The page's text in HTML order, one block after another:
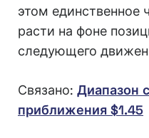
этом единственное
расти на фоне
следующего
Связано: Диапазон
приближения $1.45